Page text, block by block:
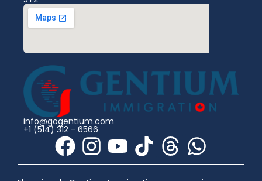
info@gogentium.com
+1 (514) 312 - 6566
F
a
I
n
Y
o
T
i
T
h
W
h